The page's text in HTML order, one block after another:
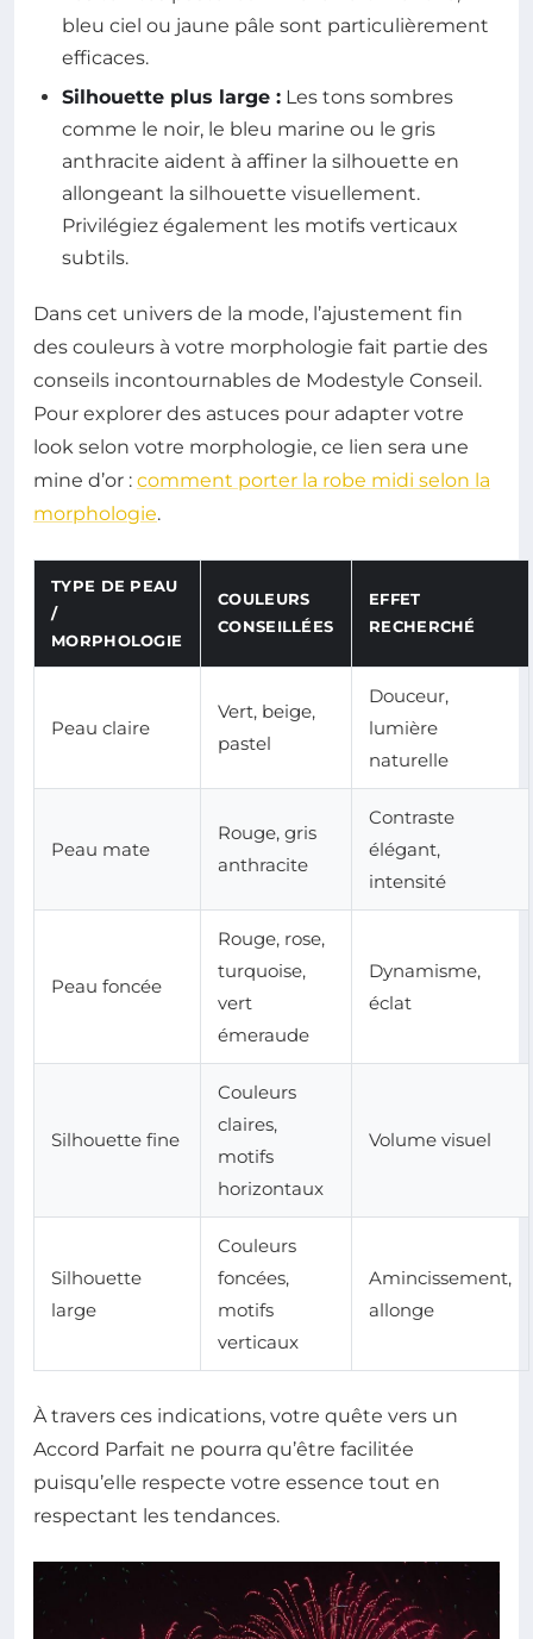
bleu ciel ou jaune pâle sont particulièrement
efficaces.
Silhouette plus large : Les tons sombres
comme le noir, le bleu marine ou le gris
anthracite aident à affiner la silhouette en
allongeant la silhouette visuellement.
Privilégiez également les motifs verticaux
subtils.
Dans cet univers de la mode, l’ajustement fin
des couleurs à votre morphologie fait partie des
conseils incontournables de Modestyle Conseil.
Pour explorer des astuces pour adapter votre
look selon votre morphologie, ce lien sera une
mine d’or : comment porter la robe midi selon la
morphologie.
TYPE DE PEAU
/
MORPHOLOGIE
COULEURS
CONSEILLÉES
EFFET
RECHERCHÉ
Peau claire
Vert, beige,
pastel
Douceur,
lumière
naturelle
Peau mate
Rouge, gris
anthracite
Contraste
élégant,
intensité
Peau foncée
Rouge, rose,
turquoise,
vert
émeraude
Dynamisme,
éclat
Silhouette fine
Couleurs
claires,
motifs
horizontaux
Volume visuel
Silhouette
large
Couleurs
foncées,
motifs
verticaux
Amincissement,
allonge
À travers ces indications, votre quête vers un
Accord Parfait ne pourra qu’être facilitée
puisqu’elle respecte votre essence tout en
respectant les tendances.